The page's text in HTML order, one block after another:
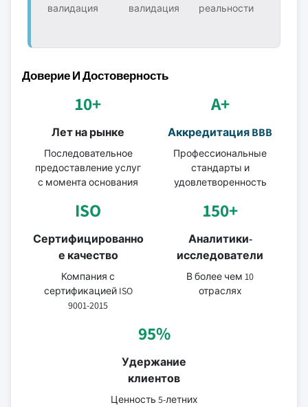
валидация
валидация
реальности
Доверие И Достоверность
10+
Лет на рынке
Последовательное
предоставление услуг
с момента основания
A+
Аккредитация BBB
Профессиональные
стандарты и
удовлетворенность
ISO
Сертифицированно
е качество
Компания с
сертификацией ISO
9001-2015
150+
Аналитики-
исследователи
В более чем 10
отраслях
95%
Удержание
клиентов
Ценность 5-летних